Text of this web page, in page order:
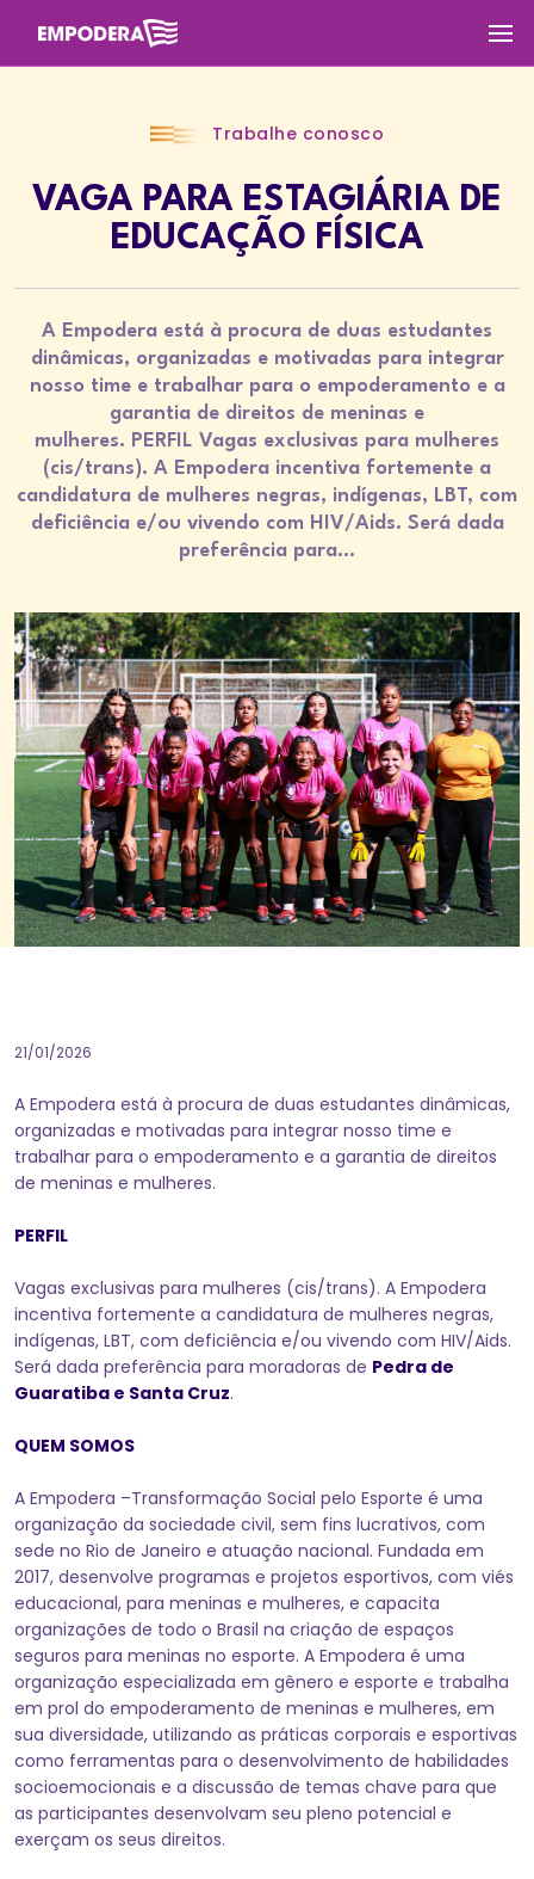
Trabalhe conosco
VAGA PARA ESTAGIÁRIA DE
EDUCAÇÃO FÍSICA
A Empodera está à procura de duas estudantes
dinâmicas, organizadas e motivadas para integrar
nosso time e trabalhar para o empoderamento e a
garantia de direitos de meninas e
mulheres. PERFIL Vagas exclusivas para mulheres
(cis/trans). A Empodera incentiva fortemente a
candidatura de mulheres negras, indígenas, LBT, com
deficiência e/ou vivendo com HIV/Aids. Será dada
preferência para…
21/01/2026
A Empodera está à procura de duas estudantes dinâmicas,
organizadas e motivadas para integrar nosso time e
trabalhar para o empoderamento e a garantia de direitos
de meninas e mulheres.
PERFIL
Vagas exclusivas para mulheres (cis/trans). A Empodera
incentiva fortemente a candidatura de mulheres negras,
indígenas, LBT, com deficiência e/ou vivendo com HIV/Aids.
Será dada preferência para moradoras de Pedra de
Guaratiba e Santa Cruz.
QUEM SOMOS
A Empodera –Transformação Social pelo Esporte é uma
organização da sociedade civil, sem fins lucrativos, com
sede no Rio de Janeiro e atuação nacional. Fundada em
2017, desenvolve programas e projetos esportivos, com viés
educacional, para meninas e mulheres, e capacita
organizações de todo o Brasil na criação de espaços
seguros para meninas no esporte. A Empodera é uma
organização especializada em gênero e esporte e trabalha
em prol do empoderamento de meninas e mulheres, em
sua diversidade, utilizando as práticas corporais e esportivas
como ferramentas para o desenvolvimento de habilidades
socioemocionais e a discussão de temas chave para que
as participantes desenvolvam seu pleno potencial e
exerçam os seus direitos.